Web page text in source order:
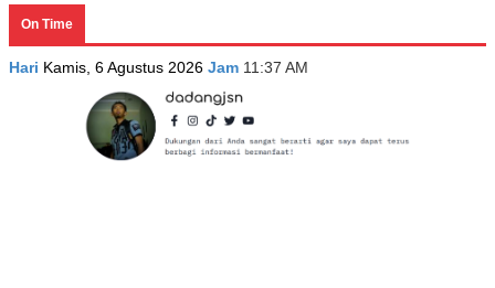
On Time
Hari Kamis, 6 Agustus 2026 Jam 11:37 AM